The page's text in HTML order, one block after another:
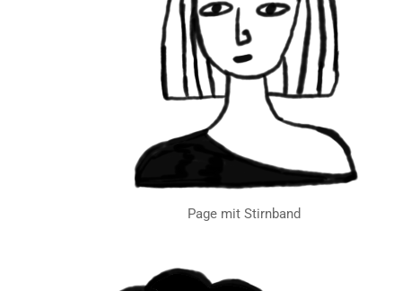
Page mit Stirnband